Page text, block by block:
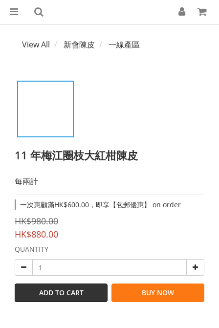
View All 新會陳皮 一線產區
11 年梅江圈枝大紅柑陳皮
每兩計
一次惠顧滿HK$600.00，即享【包郵優惠】 on order
HK$980.00
HK$880.00
QUANTITY
ADD TO CART BUY NOW